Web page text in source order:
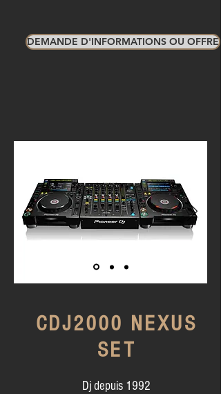
DEMANDE D'INFORMATIONS OU OFFRE
CDJ2000 NEXUS
SET
Dj depuis 1992